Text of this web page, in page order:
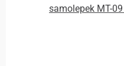
samolepek MT-